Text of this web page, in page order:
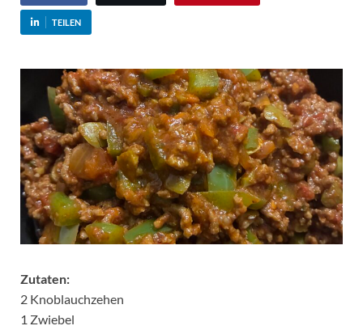
TEILEN
Zutaten:
2 Knoblauchzehen
1 Zwiebel